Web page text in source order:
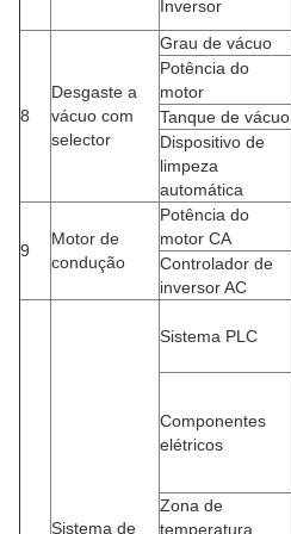
Inversor
8
Desgaste a
vácuo com
selector
Grau de vácuo
Potência do
motor
Tanque de vácuo
Dispositivo de
limpeza
automática
9
Motor de
condução
Potência do
motor CA
Controlador de
inversor AC
Sistema de
Sistema PLC
Componentes
elétricos
Zona de
temperatura